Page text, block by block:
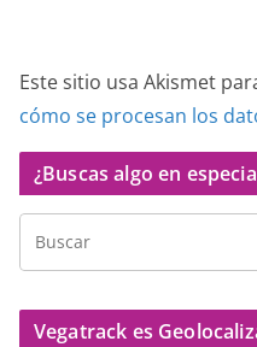
Este sitio usa Akismet
cómo se procesan los
¿Buscas algo en
Vegatrack es